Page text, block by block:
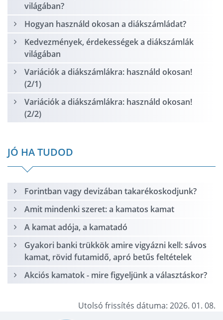
világában?
Hogyan használd okosan a diákszámládat?
Kedvezmények, érdekességek a diákszámlák
világában
Variációk a diákszámlákra: használd okosan!
(2/1)
Variációk a diákszámlákra: használd okosan!
(2/2)
JÓ HA TUDOD
Forintban vagy devizában takarékoskodjunk?
Amit mindenki szeret: a kamatos kamat
A kamat adója, a kamatadó
Gyakori banki trükkök amire vigyázni kell: sávos
kamat, rövid futamidő, apró betűs feltételek
Akciós kamatok - mire figyeljünk a választáskor?
Utolsó frissítés dátuma: 2026. 01. 08.